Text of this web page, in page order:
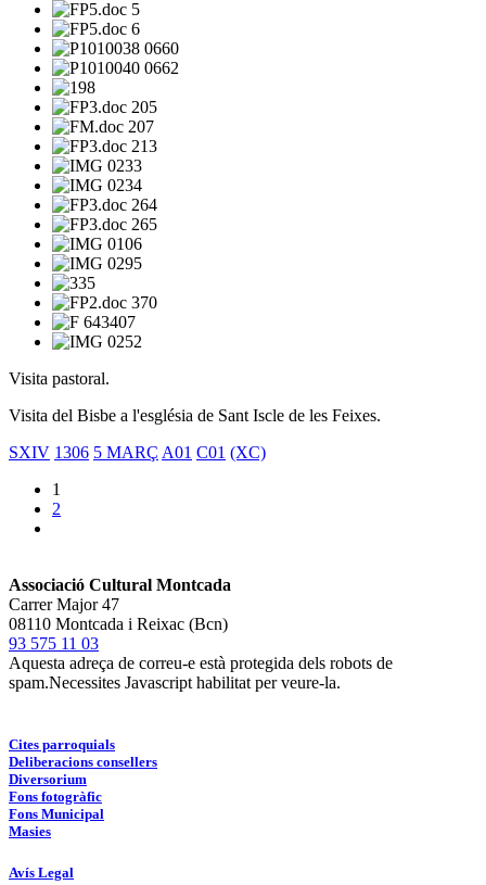
Visita pastoral.
Visita del Bisbe a l'església de Sant Iscle de les Feixes.
SXIV 1306 5 MARÇ A01 C01 (XC)
1
2
Associació Cultural Montcada
Carrer Major 47
08110 Montcada i Reixac (Bcn)
93 575 11 03
Aquesta adreça de correu-e està protegida dels robots de
spam.Necessites Javascript habilitat per veure-la.
Cites parroquials
Deliberacions consellers
Diversorium
Fons fotogràfic
Fons Municipal
Masies
Avís Legal